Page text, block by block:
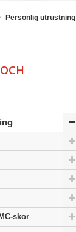
Personlig utrustning
skor